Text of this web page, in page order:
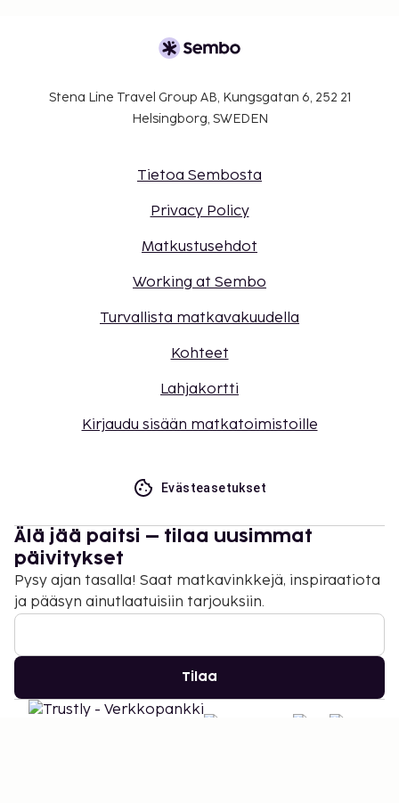
Stena Line Travel Group AB, Kungsgatan 6, 252 21
Helsingborg, SWEDEN
Tietoa Sembosta
Privacy Policy
Matkustusehdot
Working at Sembo
Turvallista matkavakuudella
Kohteet
Lahjakortti
Kirjaudu sisään matkatoimistoille
Evästeasetukset
Älä jää paitsi – tilaa uusimmat
päivitykset
Pysy ajan tasalla! Saat matkavinkkejä, inspiraatiota
ja pääsyn ainutlaatuisiin tarjouksiin.
Tilaa